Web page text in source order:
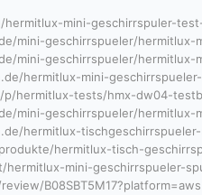
mini-geschirrspuler-
mini-geschirrspueler/hermitlux-
mini-geschirrspueler/hermitlux-
hermitlux-mini-
hermitlux-tests/hmx-dw04-
mini-geschirrspueler/hermitlux-
hermitlux-
hermitlux-tisch-
mini-geschirrspueler-
B08SBT5M17?platform=aws